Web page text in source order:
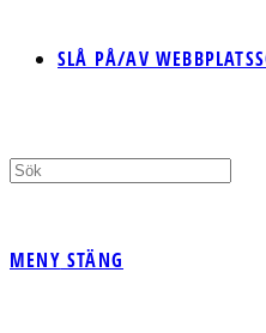
SLÅ PÅ/AV
MENY STÄNG